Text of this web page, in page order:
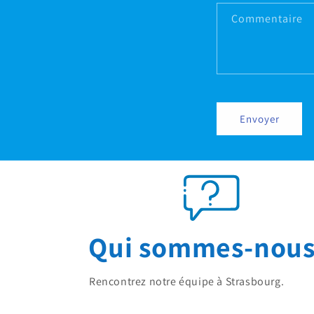
Commentaire
Envoyer
Qui sommes-
Rencontrez notre équipe à Strasbourg.